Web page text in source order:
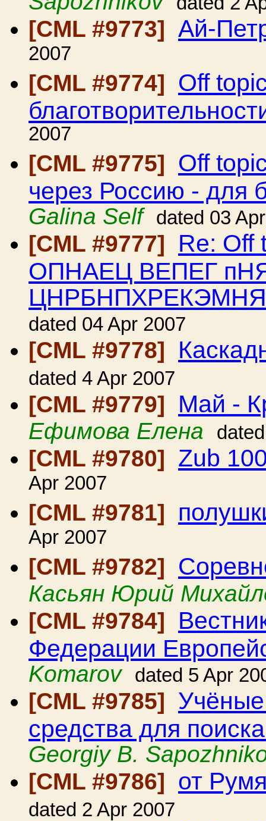
[CML #9773] Ай-
2007
[CML #9774]
Off
2007
[CML #9775]
Off
через Россию - для
Galina Self
dated 03
[CML #9777] Re:
ОПНАЕЦ ВЕПЕГ
dated 04 Apr 2007
[CML #9778]
dated 4 Apr 2007
[CML #9779] Май -
Ефимова Елена
[CML #9780] Zub
Apr 2007
[CML #9781]
Apr 2007
[CML #9782]
Касьян Юрий
[CML #9784]
Федерации
Komarov
dated 5 Apr
[CML #9785]
средства для
Georgiy B.
[CML #9786] от
dated 2 Apr 2007